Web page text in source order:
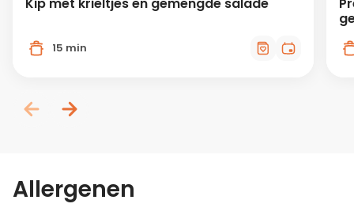
Kip met krieltjes en gemengde salade
15 min
Allergenen